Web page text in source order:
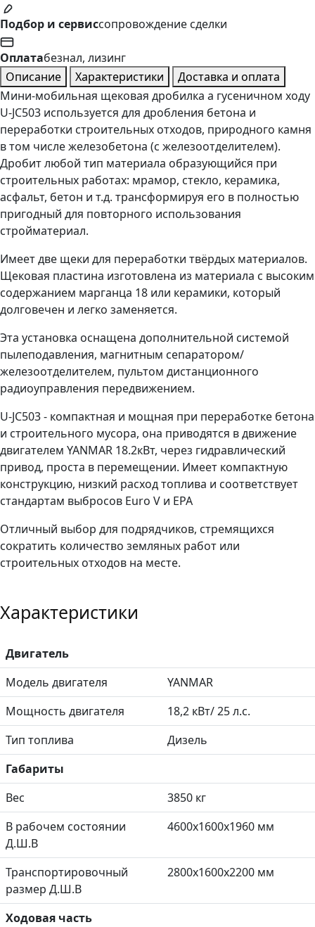
Подбор и сервиссопровождение сделки
Оплатабезнал, лизинг
Описание
Характеристики
Доставка и оплата
Мини-мобильная щековая дробилка а гусеничном ходу
U-JC503 используется для дробления бетона и
переработки строительных отходов, природного камня
в том числе железобетона (с железоотделителем).
Дробит любой тип материала образующийся при
строительных работах: мрамор, стекло, керамика,
асфальт, бетон и т.д. трансформируя его в полностью
пригодный для повторного использования
стройматериал.
Имеет две щеки для переработки твёрдых материалов.
Щековая пластина изготовлена из материала с высоким
содержанием марганца 18 или керамики, который
долговечен и легко заменяется.
Эта установка оснащена дополнительной системой
пылеподавления, магнитным сепаратором/
железоотделителем, пультом дистанционного
радиоуправления передвижением.
U-JC503 - компактная и мощная при переработке бетона
и строительного мусора, она приводятся в движение
двигателем YANMAR 18.2кВт, через гидравлический
привод, проста в перемещении. Имеет компактную
конструкцию, низкий расход топлива и соответствует
стандартам выбросов Euro V и EPA
Отличный выбор для подрядчиков, стремящихся
сократить количество земляных работ или
строительных отходов на месте.
Характеристики
Двигатель
Модель двигателя
YANMAR
Мощность двигателя
18,2 кВт/ 25 л.с.
Тип топлива
Дизель
Габариты
Вес
3850 кг
В рабочем состоянии
Д.Ш.В
4600x1600x1960 мм
Транспортировочный
размер Д.Ш.В
2800x1600x2200 мм
Ходовая часть